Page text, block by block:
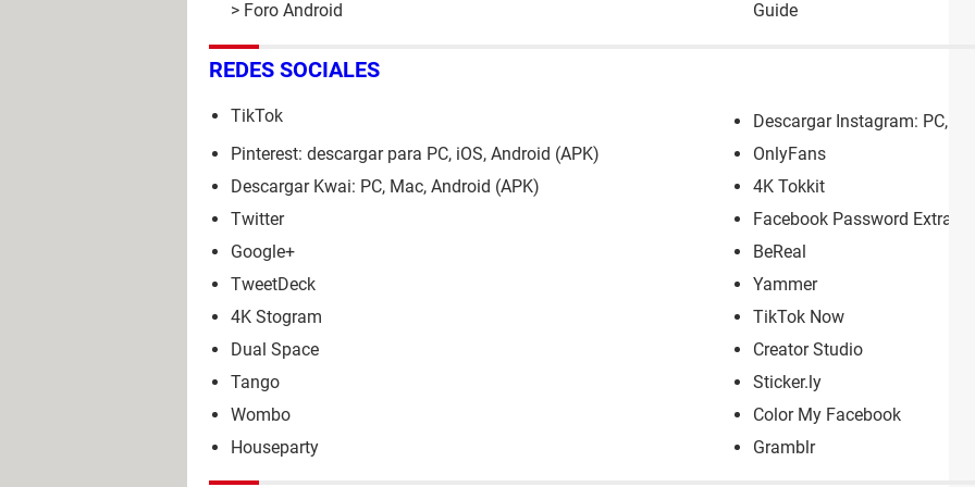
> Foro Android
Guide
REDES SOCIALES
TikTok
Descargar Instagram: PC,
Pinterest: descargar para PC, iOS, Android (APK)
OnlyFans
Descargar Kwai: PC, Mac, Android (APK)
4K Tokkit
Twitter
Facebook Password Extractor
Google+
BeReal
TweetDeck
Yammer
4K Stogram
TikTok Now
Dual Space
Creator Studio
Tango
Sticker.ly
Wombo
Color My Facebook
Houseparty
Gramblr